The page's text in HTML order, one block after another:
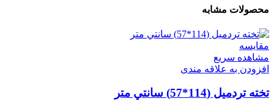
محصولات مشابه
مقایسه
مشاهده سریع
افزودن به علاقه مندی
تخته تردمیل (114*57) سانتي متر